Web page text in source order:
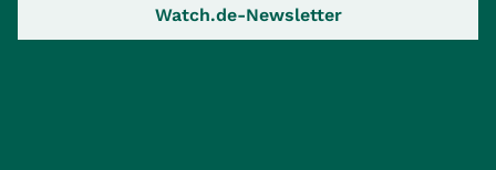
Watch.de-Newsletter